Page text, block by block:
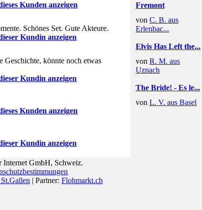
Kunden anzeigen
Schönes Set. Gute Akteure.
Kundin anzeigen
Geschichte, könnte noch etwas
Kundin anzeigen
Kunden anzeigen
Kundin anzeigen
GmbH, Schweiz.
| Partner: Flohmarkt.ch
Fremont
von C. B. aus
Erlenbac...
Elvis Has Left the...
von R. M. aus
Uznach
The Bride! - Es le...
von L. V. aus Basel